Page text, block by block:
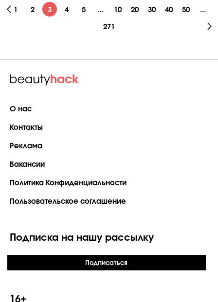
1 2 3 4 5 ... 10 20 30 40 50 ...
271
О нас
Контакты
Реклама
Вакансии
Политика Конфиденциальности
Пользовательское соглашение
Подписка на нашу рассылку
Подписаться
16+